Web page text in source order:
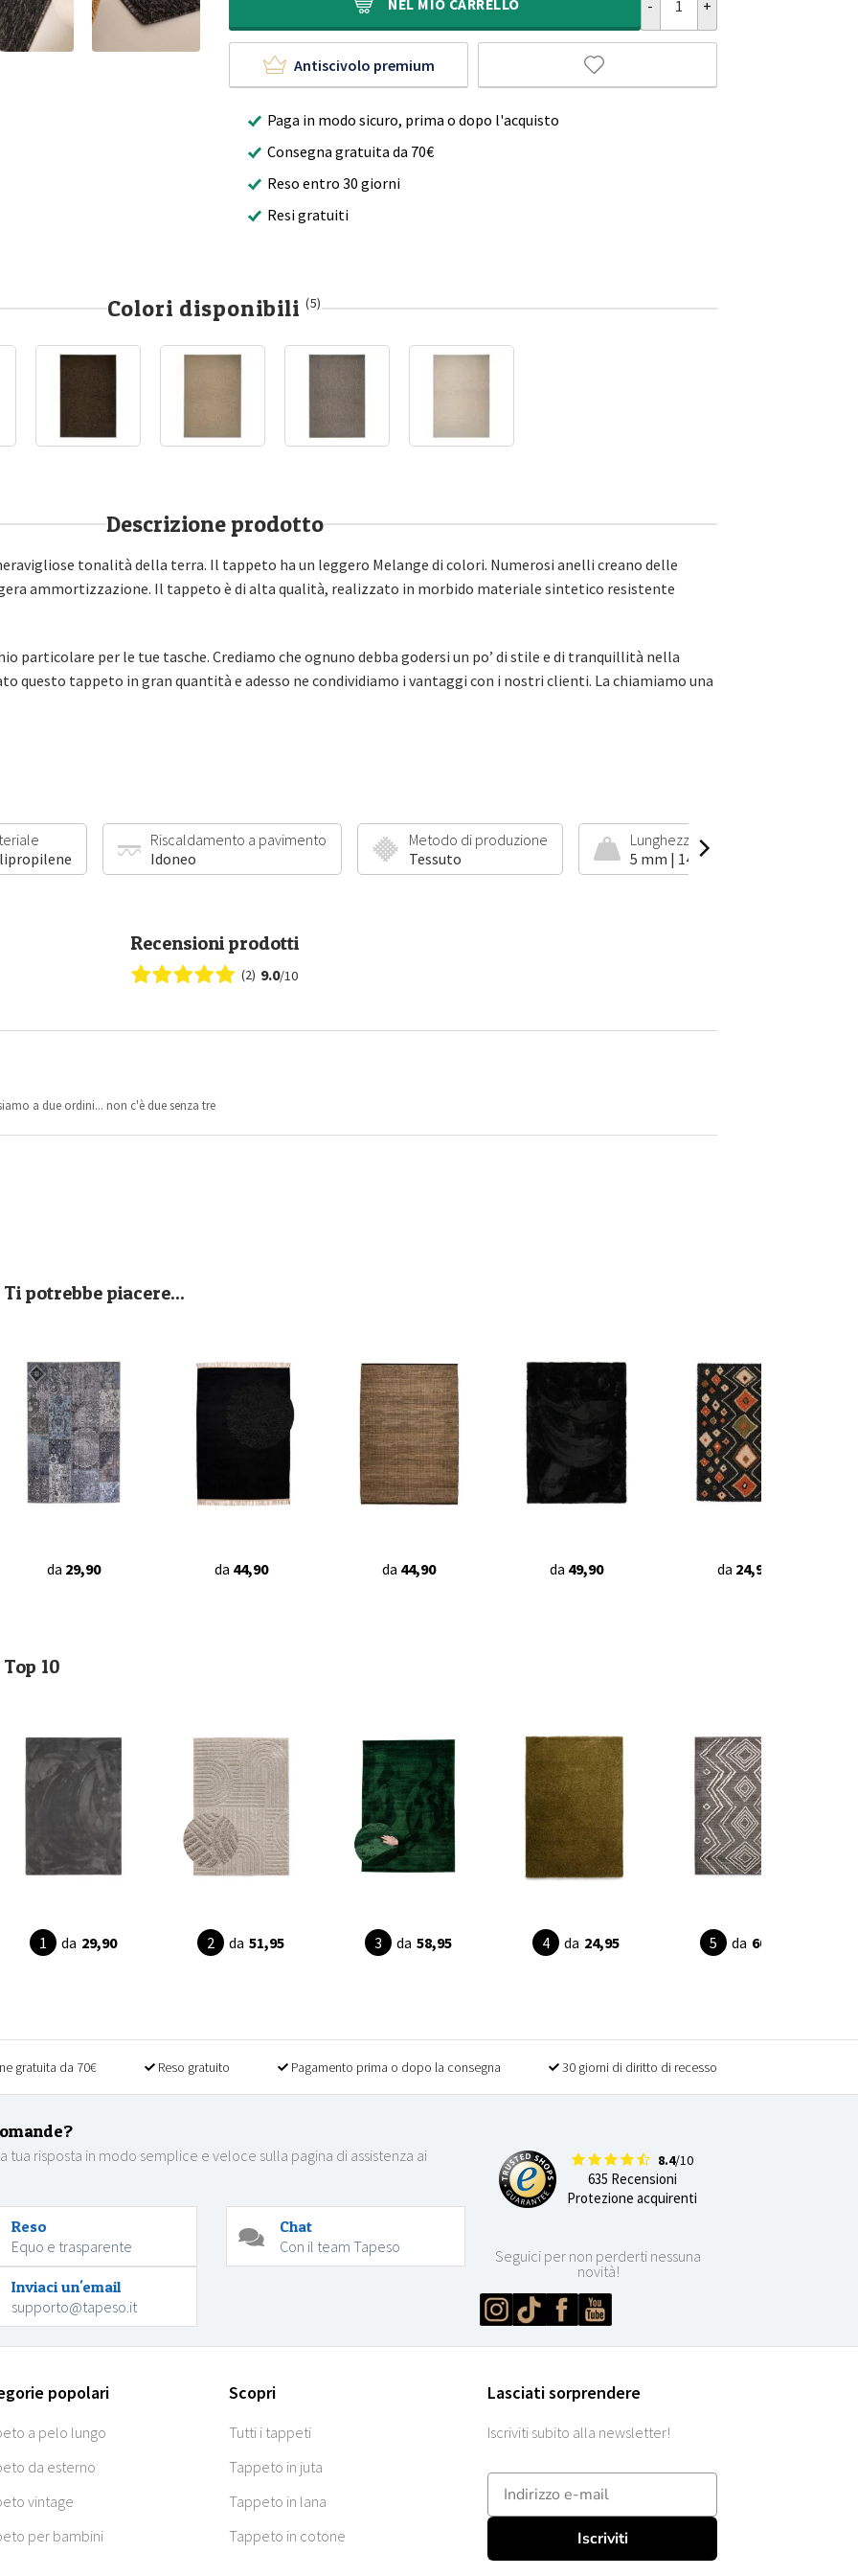
NEL MIO CARRELLO
Antiscivolo premium
Paga in modo sicuro, prima o dopo l'acquisto
Consegna gratuita da 70€
Reso entro 30 giorni
Resi gratuiti
Colori disponibili (5)
Descrizione prodotto
tonalità della terra. Il tappeto ha un leggero Melange di colori. Numerosi anelli creano delle
ammortizzazione. Il tappeto è di alta qualità, realizzato in morbido materiale sintetico resistente
particolare per le tue tasche. Crediamo che ognuno debba godersi un po’ di stile e di tranquillità nella
questo tappeto in gran quantità e adesso ne condividiamo i vantaggi con i nostri clienti. La chiamiamo una
Riscaldamento a pavimento
Idoneo
Metodo di produzione
Tessuto
Lunghezza del pelo e peso
5 mm | 1400 g/m²
Recensioni prodotti
(2) 9.0/10
a due ordini... non c'è due senza tre
Ti potrebbe piacere...
da 29,90 da 44,90 da 44,90 da 49,90 da 24,90
Top 10
da 29,90 da 51,95 da 58,95 da 24,95 da 60,95
gratuita da 70€ Reso gratuito Pagamento prima o dopo la consegna 30 giorni di diritto di recesso
tua risposta in modo semplice e veloce sulla pagina di assistenza ai
Reso
Equo e trasparente
Chat
Con il team Tapeso
Inviaci un'email
supporto@tapeso.it
8.4/10
635 Recensioni
Protezione acquirenti
Seguici per non perderti nessuna
novità!
popolari
a pelo lungo
da esterno
vintage
per bambini
Scopri
Tutti i tappeti
Tappeto in juta
Tappeto in lana
Tappeto in cotone
Lasciati sorprendere
Iscriviti subito alla newsletter!
E-mailadres
Iscriviti